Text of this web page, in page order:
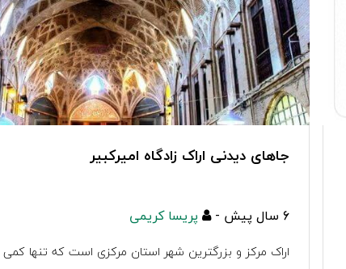
جاهای دیدنی اراک زادگاه امیرکبیر
6 سال پیش - پریسا کریمی
اراک مرکز و بزرگترین شهر استان مرکزی است که تنها